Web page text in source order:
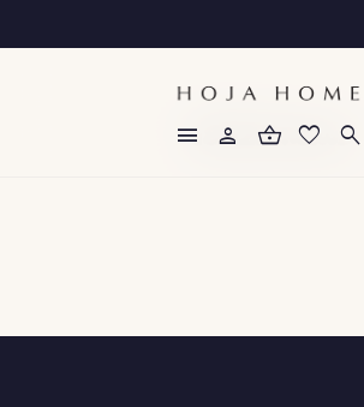
search
favorite
shopping_basket
person
menu دسته:18.12.2